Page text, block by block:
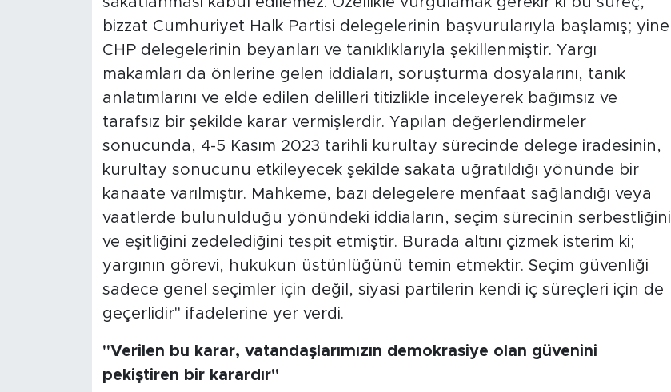
bizzat Cumhuriyet Halk Partisi delegelerinin başvurularıyla başlamış; yine
CHP delegelerinin beyanları ve tanıklıklarıyla şekillenmiştir. Yargı
makamları da önlerine gelen iddiaları, soruşturma dosyalarını, tanık
anlatımlarını ve elde edilen delilleri titizlikle inceleyerek bağımsız ve
tarafsız bir şekilde karar vermişlerdir. Yapılan değerlendirmeler
sonucunda, 4-5 Kasım 2023 tarihli kurultay sürecinde delege iradesinin,
kurultay sonucunu etkileyecek şekilde sakata uğratıldığı yönünde bir
kanaate varılmıştır. Mahkeme, bazı delegelere menfaat sağlandığı veya
vaatlerde bulunulduğu yönündeki iddiaların, seçim sürecinin serbestliğini
ve eşitliğini zedelediğini tespit etmiştir. Burada altını çizmek isterim ki;
yargının görevi, hukukun üstünlüğünü temin etmektir. Seçim güvenliği
sadece genel seçimler için değil, siyasi partilerin kendi iç süreçleri için de
geçerlidir" ifadelerine yer verdi.
"Verilen bu karar, vatandaşlarımızın demokrasiye olan güvenini
pekiştiren bir karardır"